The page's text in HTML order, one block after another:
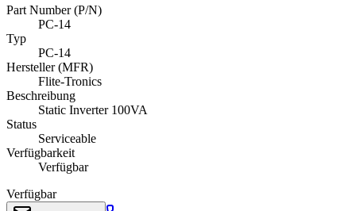
Part Number (P/N)
PC-14
Typ
PC-14
Hersteller (MFR)
Flite-Tronics
Beschreibung
Static Inverter 100VA
Status
Serviceable
Verfügbarkeit
Verfügbar
Verfügbar